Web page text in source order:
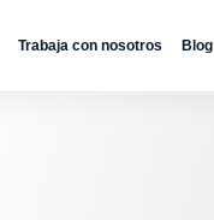
Trabaja con nosotros Blog